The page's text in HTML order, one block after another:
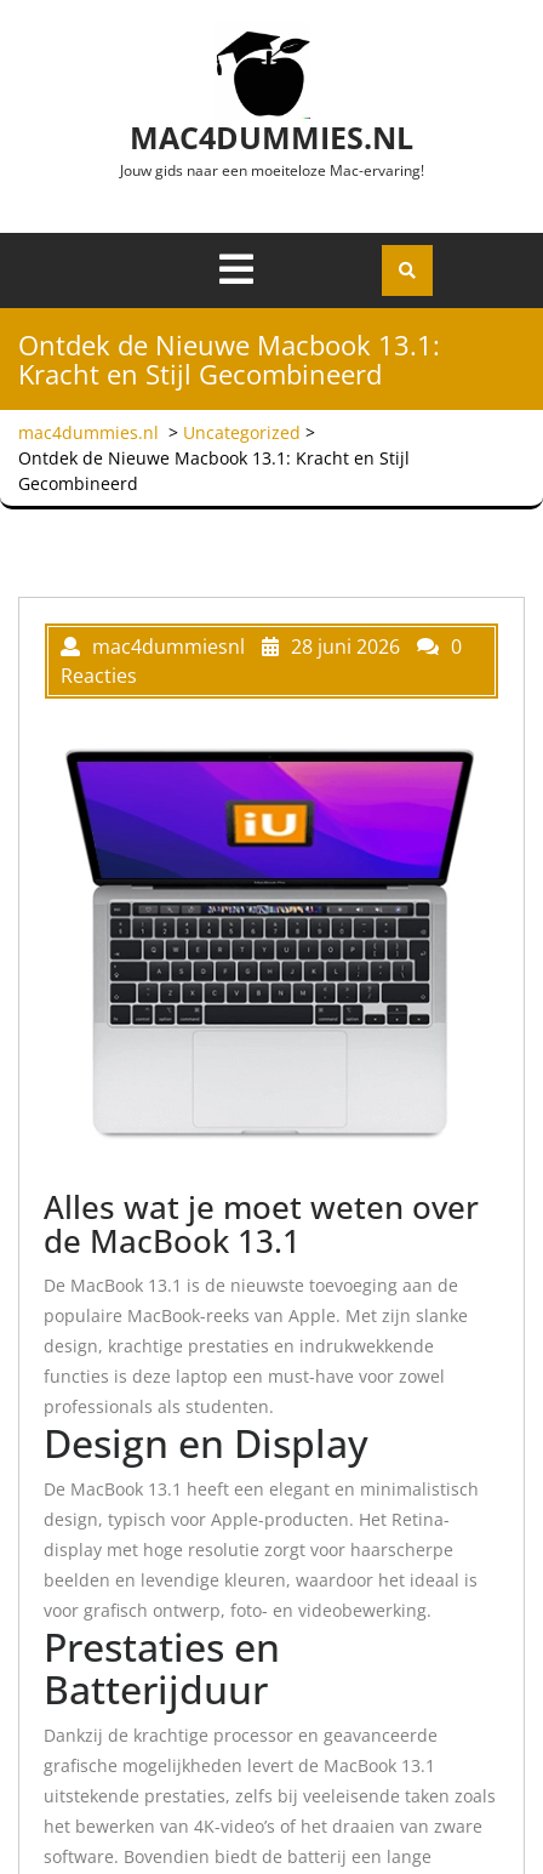
MAC4DUMMIES.NL
Jouw gids naar een moeiteloze Mac-ervaring!
Openen
Ontdek de Nieuwe Macbook 13.1:
Kracht en Stijl Gecombineerd
mac4dummies.nl > Uncategorized >
Ontdek de Nieuwe Macbook 13.1: Kracht en Stijl
Gecombineerd
mac4dummiesnl 28 juni 2026
0
Reacties
Alles wat je moet weten over
de MacBook 13.1
De MacBook 13.1 is de nieuwste toevoeging aan de
populaire MacBook-reeks van Apple. Met zijn slanke
design, krachtige prestaties en indrukwekkende
functies is deze laptop een must-have voor zowel
professionals als studenten.
Design en Display
De MacBook 13.1 heeft een elegant en minimalistisch
design, typisch voor Apple-producten. Het Retina-
display met hoge resolutie zorgt voor haarscherpe
beelden en levendige kleuren, waardoor het ideaal is
voor grafisch ontwerp, foto- en videobewerking.
Prestaties en
Batterijduur
Dankzij de krachtige processor en geavanceerde
grafische mogelijkheden levert de MacBook 13.1
uitstekende prestaties, zelfs bij veeleisende taken zoals
het bewerken van 4K-video’s of het draaien van zware
software. Bovendien biedt de batterij een lange